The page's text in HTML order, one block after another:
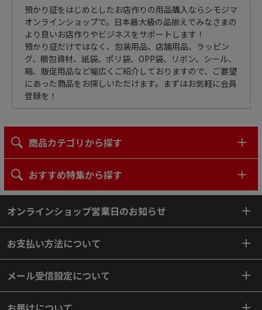
預かり証をはじめとしたお店作りの用品購入ならシモジマ
オンラインショップで。日本最大級の品揃えでみなさまの
より良いお店作りやビジネスをサポートします！
預かり証だけではなく、包装用品、店舗用品、ラッピン
グ、梱包資材、紙袋、ポリ袋、OPP袋、リボン、シール、
箱、販促用品など幅広くご紹介しておりますので、ご要望
にあった商品をお探しいただけます。まずはお気軽に会員
登録を！
商品カテゴリから探す
おすすめ特集から探す
オンラインショップ営業日のお知らせ
お支払い方法について
メール受信設定について